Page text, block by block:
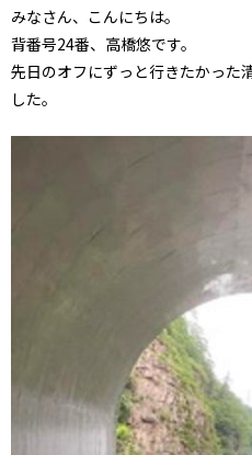
みなさん、こんにちは。
背番号24番、高橋悠です。
先日のオフにずっと行きたかった
した。